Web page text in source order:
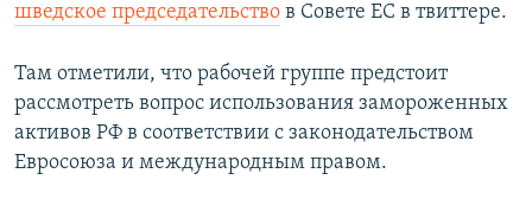
шведское председательство в Совете ЕС в твиттере.
Там отметили, что рабочей группе предстоит
рассмотреть вопрос использования замороженных
активов РФ в соответствии с законодательством
Евросоюза и международным правом.